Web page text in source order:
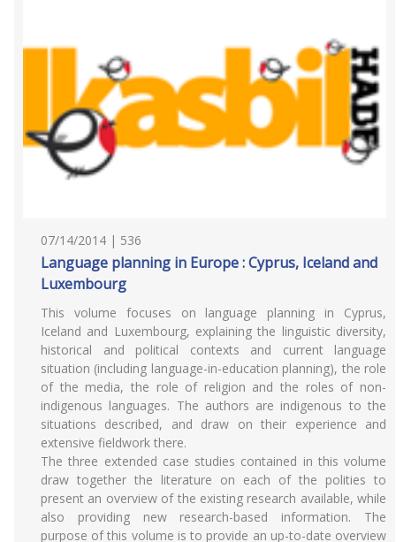
07/14/2014 | 536
Language planning in Europe : Cyprus, Iceland and
Luxembourg
This volume focuses on language planning in Cyprus,
Iceland and Luxembourg, explaining the linguistic diversity,
historical and political contexts and current language
situation (including language-in-education planning), the role
of the media, the role of religion and the roles of non-
indigenous languages. The authors are indigenous to the
situations described, and draw on their experience and
extensive fieldwork there.
The three extended case studies contained in this volume
draw together the literature on each of the polities to
present an overview of the existing research available, while
also providing new research-based information. The
purpose of this volume is to provide an up-to-date overview